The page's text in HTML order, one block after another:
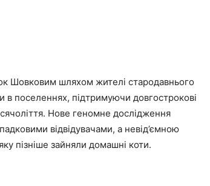
Шовковим шляхом жителі стародавнього
поселеннях, підтримуючи довгострокові
Нове геномне дослідження
відвідувачами, а невід’ємною
пізніше зайняли домашні коти.